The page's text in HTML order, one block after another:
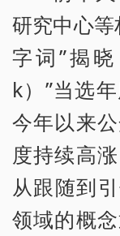
研究中心
字词”揭
k）”当选
今年以来
度持续高
从跟随到
领域的概